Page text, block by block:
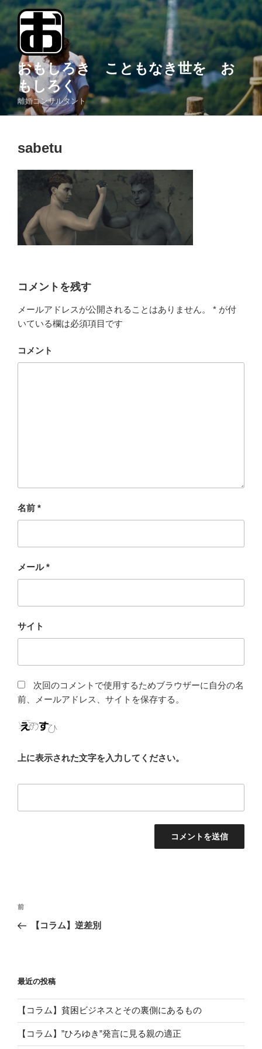
コ
テ
へ
ス
ッ
おもしろき こともなき世を お
もしろく
離婚コンサルタント
sabetu
コメントを残す
メールアドレスが公開されることはありません。 * が付
いている欄は必須項目です
コメント
名前 *
メール*
サイト
次回のコメントで使用するためブラウザーに自分の名
前、メールアドレス、サイトを保存する。
上に表示された文字を入力してください。
投
ー
シ
ョ
ン
前
の
前
【コラム】逆差別
最近の投稿
【コラム】貧困ビジネスとその裏側にあるもの
【コラム】”ひろゆき”発言に見る親の適正